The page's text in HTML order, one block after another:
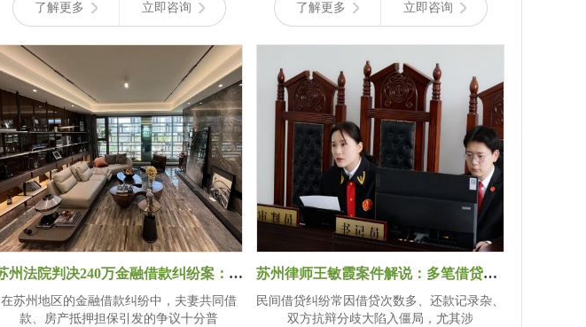
了解更多 立即咨询 了解更多 立即咨询
苏州法院判决240万金融借款纠纷案：抵押房产优先受偿｜王敏霞律师案件解说
在苏州地区的金融借款纠纷中，夫妻共同借
款、房产抵押担保引发的争议十分普
苏州律师王敏霞案件解说：多笔借贷纠缠不清，法院如何认定欠款本息？
民间借贷纠纷常因借贷次数多、还款记录杂、
双方抗辩分歧大陷入僵局，尤其涉